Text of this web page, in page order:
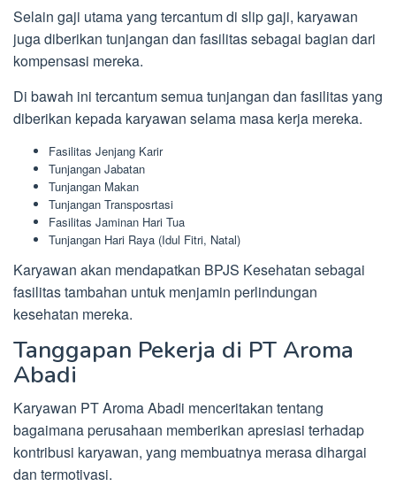
Selain gaji utama yang tercantum di slip gaji, karyawan
juga diberikan tunjangan dan fasilitas sebagai bagian dari
kompensasi mereka.
Di bawah ini tercantum semua tunjangan dan fasilitas yang
diberikan kepada karyawan selama masa kerja mereka.
Fasilitas Jenjang Karir
Tunjangan Jabatan
Tunjangan Makan
Tunjangan Transposrtasi
Fasilitas Jaminan Hari Tua
Tunjangan Hari Raya (Idul Fitri, Natal)
Karyawan akan mendapatkan BPJS Kesehatan sebagai
fasilitas tambahan untuk menjamin perlindungan
kesehatan mereka.
Tanggapan Pekerja di PT Aroma
Abadi
Karyawan PT Aroma Abadi menceritakan tentang
bagaimana perusahaan memberikan apresiasi terhadap
kontribusi karyawan, yang membuatnya merasa dihargai
dan termotivasi.